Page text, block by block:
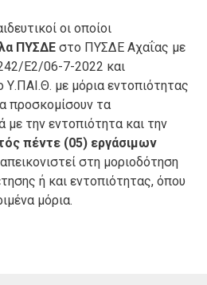
οι οποίοι
ΠΥΣΔΕ στο ΠΥΣΔΕ Αχαΐας με
Ε2/06-7-2022 και
με μόρια εντοπιότητας
προσκομίσουν τα
με την εντοπιότητα και την
πέντε (05) εργάσιμων
στη μοριοδότηση
ή και εντοπιότητας, όπου
μόρια.